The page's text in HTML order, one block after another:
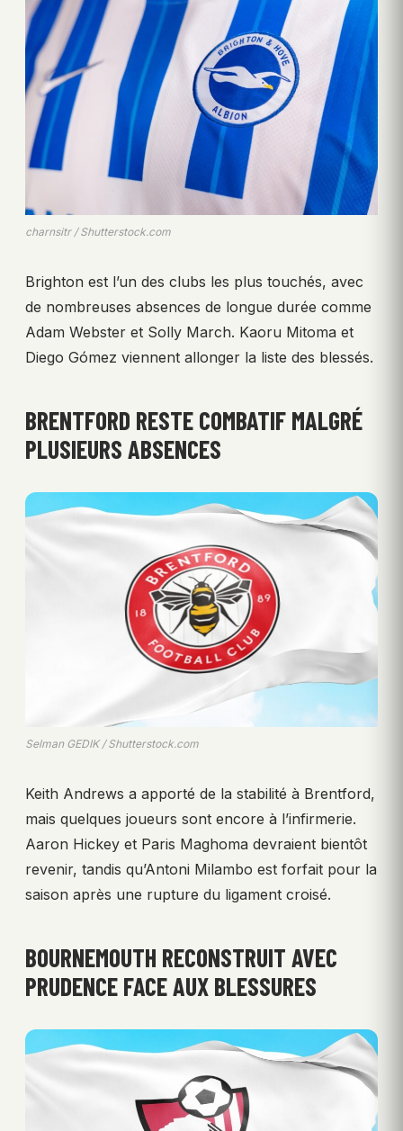
charnsitr / Shutterstock.com
Brighton est l’un des clubs les plus touchés, avec
de nombreuses absences de longue durée comme
Adam Webster et Solly March. Kaoru Mitoma et
Diego Gómez viennent allonger la liste des blessés.
BRENTFORD RESTE COMBATIF MALGRÉ
PLUSIEURS ABSENCES
Selman GEDIK / Shutterstock.com
Keith Andrews a apporté de la stabilité à Brentford,
mais quelques joueurs sont encore à l’infirmerie.
Aaron Hickey et Paris Maghoma devraient bientôt
revenir, tandis qu’Antoni Milambo est forfait pour la
saison après une rupture du ligament croisé.
BOURNEMOUTH RECONSTRUIT AVEC
PRUDENCE FACE AUX BLESSURES